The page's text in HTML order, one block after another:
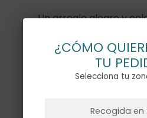
Un arreglo alegre y
hermoso capazo trae
de globos, junto a una
¿CÓMO
TU
Selecciona tu
Recogida